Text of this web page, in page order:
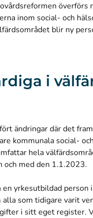
inom social- och
blir ny
i
ändringar där det
kommunala social-
hela
och med den 1.1.2023.
yrkesutbildad person
som tidigare varit
i sitt eget register.